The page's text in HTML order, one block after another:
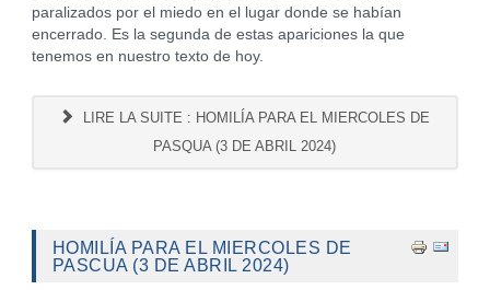
paralizados por el miedo en el lugar donde se habían
encerrado. Es la segunda de estas apariciones la que
tenemos en nuestro texto de hoy.
LIRE LA SUITE : HOMILÍA PARA EL MIERCOLES DE
PASQUA (3 DE ABRIL 2024)
HOMILÍA PARA EL MIERCOLES DE
PASCUA (3 DE ABRIL 2024)